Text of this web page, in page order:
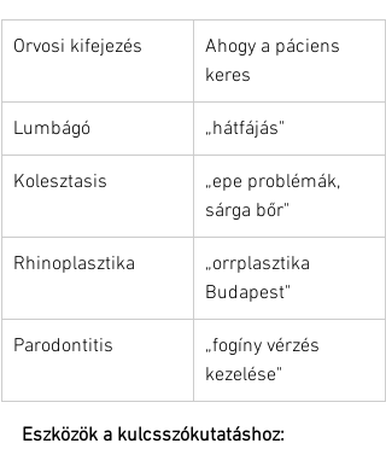
Orvosi kifejezés
Ahogy a páciens
keres
Lumbágó „hátfájás"
Kolesztasis
„epe problémák,
sárga bőr"
Rhinoplasztika
„orrplasztika
Budapest"
Parodontitis
„fogíny vérzés
kezelése"
Eszközök a kulcsszókutatáshoz: